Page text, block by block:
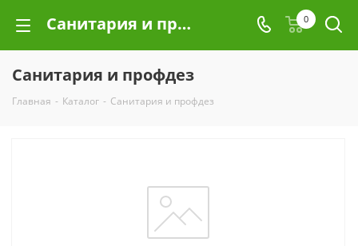
Санитария и профдез 0
Санитария и профдез
Главная - Каталог - Санитария и профдез